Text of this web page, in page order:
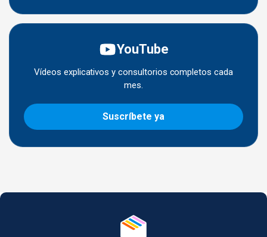
YouTube
Vídeos explicativos y consultorios completos cada
mes.
Suscríbete ya